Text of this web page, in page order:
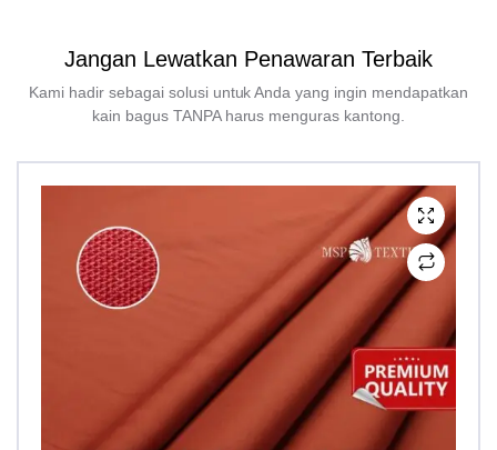
Jangan Lewatkan Penawaran Terbaik
Kami hadir sebagai solusi untuk Anda yang ingin mendapatkan
kain bagus TANPA harus menguras kantong.